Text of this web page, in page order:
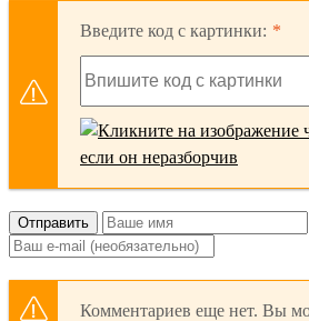
Введите код с картинки:
Отправить
Комментариев еще нет. Вы